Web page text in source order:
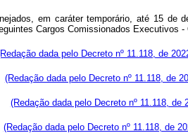
em caráter temporário, até 15 de
Cargos Comissionados Executivos
dada pelo Decreto nº 11.118, de
(Redação dada pelo Decreto nº 11.118, de
(Redação dada pelo Decreto nº 11.118, de
(Redação dada pelo Decreto nº 11.118, de